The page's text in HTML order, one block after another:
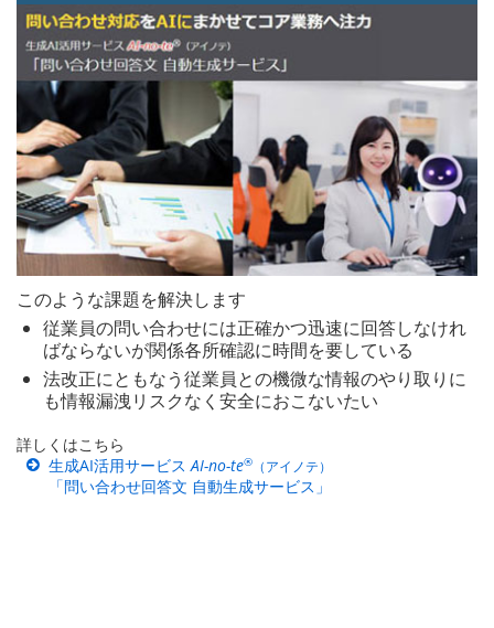
このような課題を解決します
従業員の問い合わせには正確かつ迅速に回答しなけれ
ばならないが関係各所確認に時間を要している
法改正にともなう従業員との機微な情報のやり取りに
も情報漏洩リスクなく安全におこないたい
詳しくはこちら
生成AI活用サービスAI-no-te® （アイノテ）
「問い合わせ回答文 自動生成サービス」